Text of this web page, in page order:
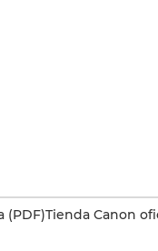
(PDF)Tienda Canon